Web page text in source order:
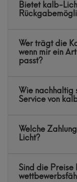
Bietet kalb-
Wer trägt die
wenn mir ein
passt?
Wie nachhaltig
Service von
Welche
Licht?
Sind die